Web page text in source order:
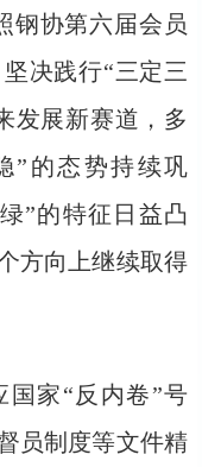
钢协第六届会员
决践行“三定三
发展新赛道，多
”的态势持续巩
”的特征日益凸
方向上继续取得
国家“反内卷”号
员制度等文件精